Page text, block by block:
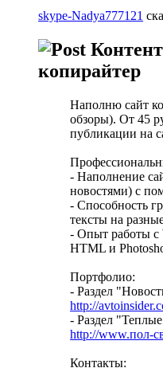
skype-Nadya777121
копирайтер
Наполню сайт
обзоры). От 45
публикации на
- Наполнение
новостями) с
- Способность
тексты на
- Опыт работы c
HTML и
Портфолио:
- Раздел
http://
- Раздел
http://www.пол-
Контакты: